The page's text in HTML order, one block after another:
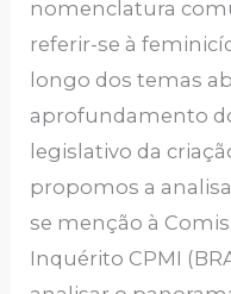
nomenclatura
referir-se à
longo dos temas
aprofundamento
legislativo da
propomos a
se menção à
Inquérito CPMI